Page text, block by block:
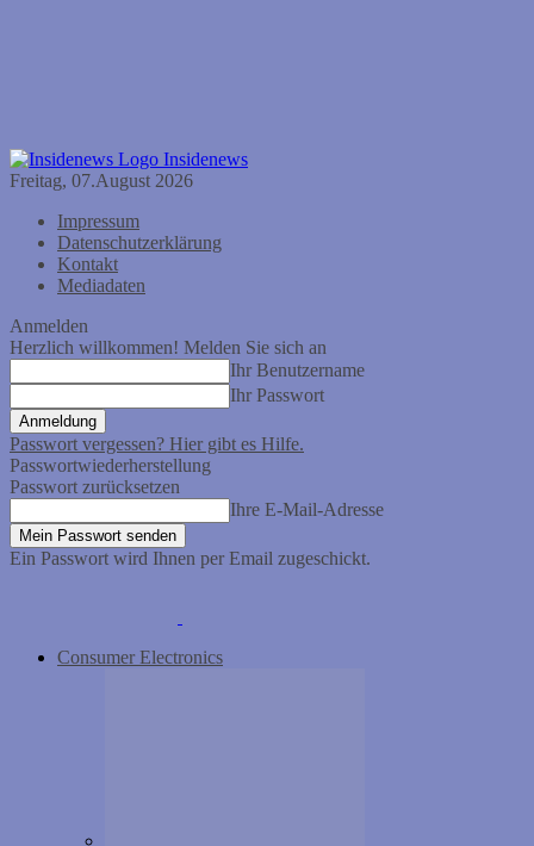
Insidenews
Freitag, 07.August 2026
Impressum
Datenschutzerklärung
Kontakt
Mediadaten
Anmelden
Herzlich willkommen! Melden Sie sich an
Ihr Benutzername
Ihr Passwort
Passwort vergessen? Hier gibt es Hilfe.
Passwortwiederherstellung
Passwort zurücksetzen
Ihre E-Mail-Adresse
Ein Passwort wird Ihnen per Email zugeschickt.
Consumer Electronics